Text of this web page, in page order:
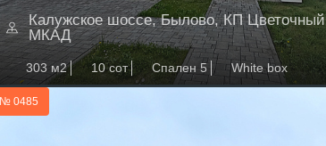
Калужское шоссе, Былово, КП
МКАД
303 м2 10 сот Спален 5 White box
№ 0485